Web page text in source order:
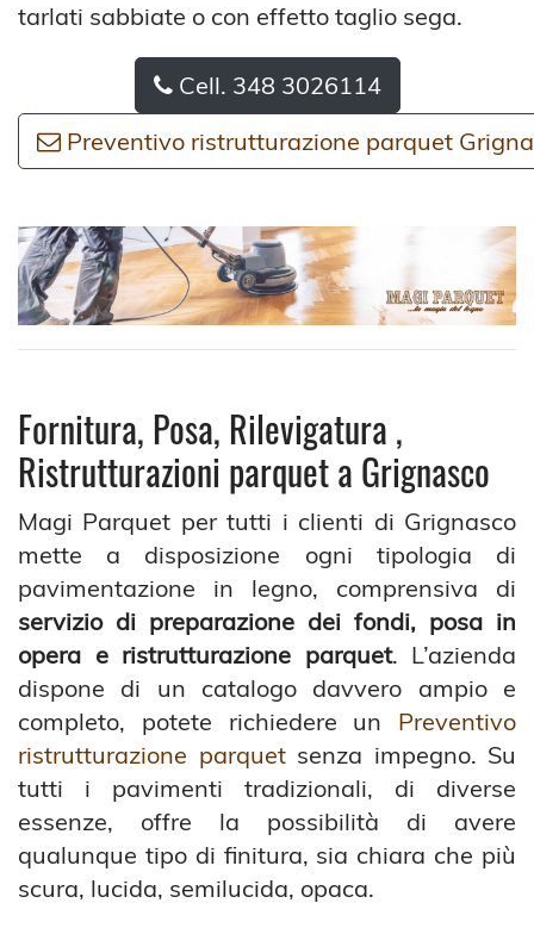
tarlati sabbiate o con effetto taglio sega.
Cell. 348 3026114
Preventivo ristrutturazione parquet
Fornitura, Posa, Rilevigatura ,
Ristrutturazioni parquet a Grignasco
Magi Parquet per tutti i clienti di Grignasco
mette a disposizione ogni tipologia di
pavimentazione in legno, comprensiva di
servizio di preparazione dei fondi, posa in
opera e ristrutturazione parquet. L’azienda
dispone di un catalogo davvero ampio e
completo, potete richiedere un Preventivo
ristrutturazione parquetsenza impegno. Su
tutti i pavimenti tradizionali, di diverse
essenze, offre la possibilità di avere
qualunque tipo di finitura, sia chiara che più
scura, lucida, semilucida, opaca.